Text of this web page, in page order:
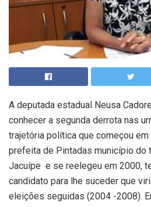
A deputada estadual Neusa
conhecer a segunda derrota nas
trajetória política que começou
prefeita de Pintadas município do
Jacuípe e se reelegeu em 2000,
candidato para lhe suceder que
eleições seguidas (2004 -2008).